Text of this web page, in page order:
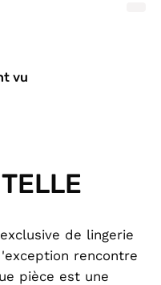
vu
de lingerie
rencontre
pièce est une